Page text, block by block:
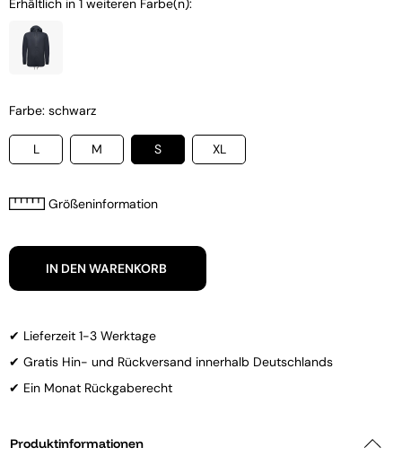
Farbe: schwarz
L M S XL
Größeninformation
IN DEN WARENKORB
✔ Lieferzeit 1-3 Werktage
✔ Gratis Hin- und Rückversand innerhalb Deutschlands
✔ Ein Monat Rückgaberecht
Produktinformationen